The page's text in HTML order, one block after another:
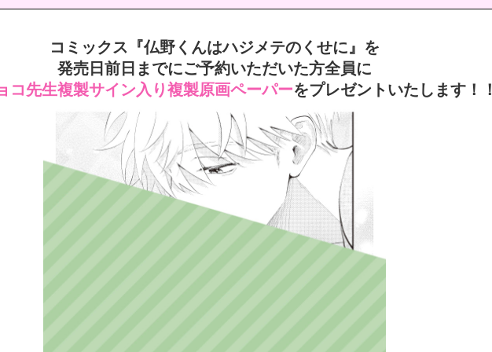
コミックス『仏野くんはハジメテのくせに』を
発売日前日までにご予約いただいた方全員に
コ先生複製サイン入り複製原画ペーパーをプレゼントいたします！！